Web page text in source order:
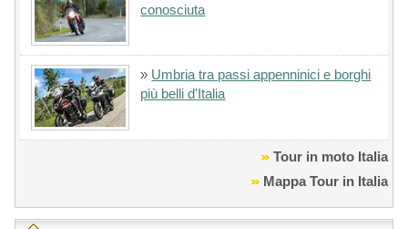
conosciuta
» Umbria tra passi appenninici e borghi
più belli d'Italia
Tour in moto Italia
Mappa Tour in Italia